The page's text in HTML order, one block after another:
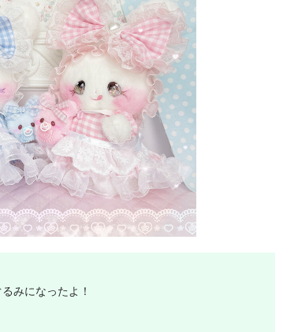
みになったよ！